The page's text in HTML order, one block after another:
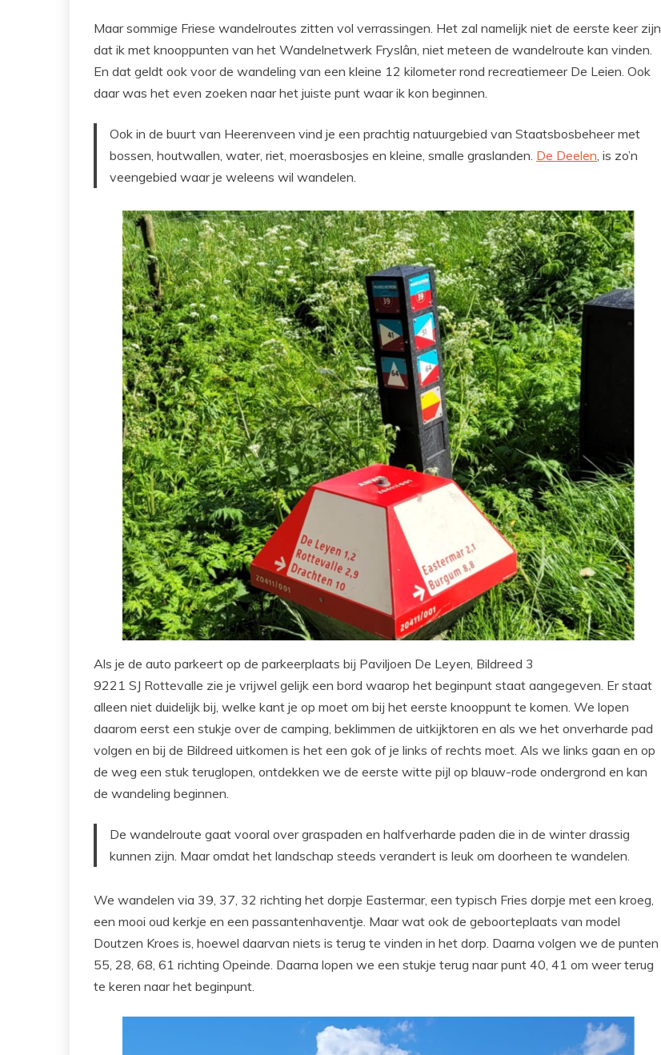
Maar sommige Friese wandelroutes zitten vol verrassingen. Het zal namelijk niet de eerste keer zijn
dat ik met knooppunten van het Wandelnetwerk Fryslân, niet meteen de wandelroute kan vinden.
En dat geldt ook voor de wandeling van een kleine 12 kilometer rond recreatiemeer De Leien. Ook
daar was het even zoeken naar het juiste punt waar ik kon beginnen.
Ook in de buurt van Heerenveen vind je een prachtig natuurgebied van Staatsbosbeheer met
bossen, houtwallen, water, riet, moerasbosjes en kleine, smalle graslanden. De Deelen, is zo’n
veengebied waar je weleens wil wandelen.
Als je de auto parkeert op de parkeerplaats bij Paviljoen De Leyen, Bildreed 3
9221 SJ Rottevalle zie je vrijwel gelijk een bord waarop het beginpunt staat aangegeven. Er staat
alleen niet duidelijk bij, welke kant je op moet om bij het eerste knooppunt te komen. We lopen
daarom eerst een stukje over de camping, beklimmen de uitkijktoren en als we het onverharde pad
volgen en bij de Bildreed uitkomen is het een gok of je links of rechts moet. Als we links gaan en op
de weg een stuk teruglopen, ontdekken we de eerste witte pijl op blauw-rode ondergrond en kan
de wandeling beginnen.
De wandelroute gaat vooral over graspaden en halfverharde paden die in de winter drassig
kunnen zijn. Maar omdat het landschap steeds verandert is leuk om doorheen te wandelen.
We wandelen via 39, 37, 32 richting het dorpje Eastermar, een typisch Fries dorpje met een kroeg,
een mooi oud kerkje en een passantenhaventje. Maar wat ook de geboorteplaats van model
Doutzen Kroes is, hoewel daarvan niets is terug te vinden in het dorp. Daarna volgen we de punten
55, 28, 68, 61 richting Opeinde. Daarna lopen we een stukje terug naar punt 40, 41 om weer terug
te keren naar het beginpunt.